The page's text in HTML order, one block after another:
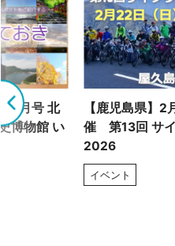
6月号 北
博物館 い
【鹿児島県】2
催 第13回 サ
2026
イベント